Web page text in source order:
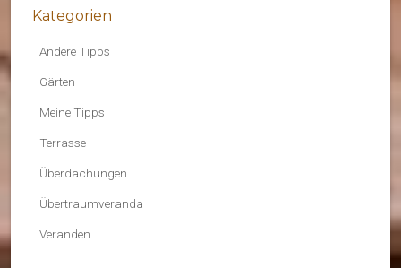
Kategorien
Andere Tipps
Gärten
Meine Tipps
Terrasse
Überdachungen
Übertraumveranda
Veranden